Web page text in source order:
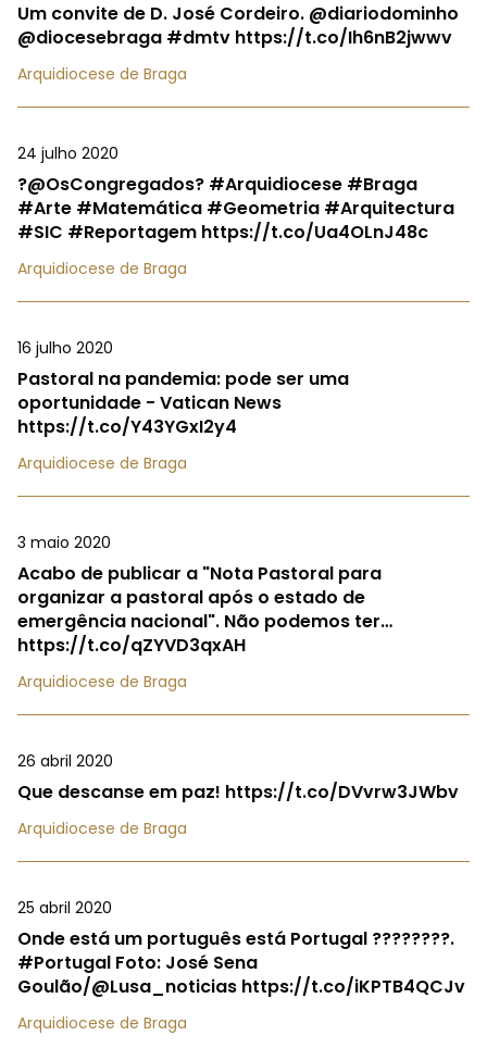
Um convite de D. José Cordeiro. @diariodominho
@diocesebraga #dmtv https://t.co/Ih6nB2jwwv
Arquidiocese de Braga
24 julho 2020
?@OsCongregados? #Arquidiocese #Braga
#Arte #Matemática #Geometria #Arquitectura
#SIC #Reportagem https://t.co/Ua4OLnJ48c
Arquidiocese de Braga
16 julho 2020
Pastoral na pandemia: pode ser uma
oportunidade - Vatican News
https://t.co/Y43YGxI2y4
Arquidiocese de Braga
3 maio 2020
Acabo de publicar a "Nota Pastoral para
organizar a pastoral após o estado de
emergência nacional". Não podemos ter…
https://t.co/qZYVD3qxAH
Arquidiocese de Braga
26 abril 2020
Que descanse em paz! https://t.co/DVvrw3JWbv
Arquidiocese de Braga
25 abril 2020
Onde está um português está Portugal ????????.
#Portugal Foto: José Sena
Goulão/@Lusa_noticias https://t.co/iKPTB4QCJv
Arquidiocese de Braga